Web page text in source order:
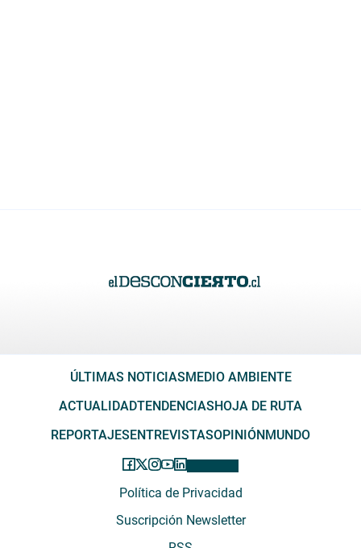
ÚLTIMAS NOTICIASMEDIO AMBIENTE
ACTUALIDADTENDENCIASHOJA DE RUTA
REPORTAJESENTREVISTASOPINIÓNMUNDO
Política de Privacidad
Suscripción Newsletter